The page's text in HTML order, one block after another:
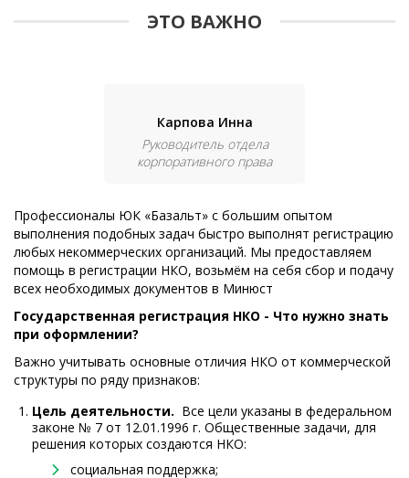
ЭТО ВАЖНО
Карпова Инна
Руководитель отдела
корпоративного права
Профессионалы ЮК «Базальт» с большим опытом
выполнения подобных задач быстро выполнят регистрацию
любых некоммерческих организаций. Мы предоставляем
помощь в регистрации НКО, возьмём на себя сбор и подачу
всех необходимых документов в Минюст
Государственная регистрация НКО - Что нужно знать
при оформлении?
Важно учитывать основные отличия НКО от коммерческой
структуры по ряду признаков:
Цель деятельности. Все цели указаны в федеральном
законе № 7 от 12.01.1996 г. Общественные задачи, для
решения которых создаются НКО:
социальная поддержка;